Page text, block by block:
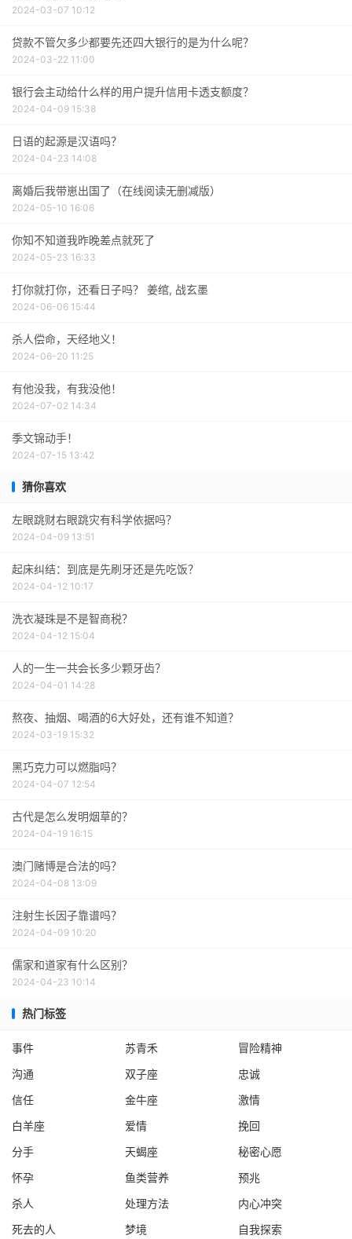
2024-03-07 10:12
贷款不管欠多少都要先还四大银行的是为什么呢？
2024-03-22 11:00
银行会主动给什么样的用户提升信用卡透支额度？
2024-04-09 15:38
日语的起源是汉语吗？
2024-04-23 14:08
离婚后我带崽出国了（在线阅读无删减版）
2024-05-10 16:06
你知不知道我昨晚差点就死了
2024-05-23 16:33
打你就打你，还看日子吗？ 姜绾, 战玄墨
2024-06-06 15:44
杀人偿命，天经地义！
2024-06-20 11:25
有他没我，有我没他！
2024-07-02 14:34
季文锦动手！
2024-07-15 13:42
猜你喜欢
左眼跳财右眼跳灾有科学依据吗？
2024-04-09 13:51
起床纠结：到底是先刷牙还是先吃饭？
2024-04-12 10:17
洗衣凝珠是不是智商税？
2024-04-12 15:04
人的一生一共会长多少颗牙齿？
2024-04-01 14:28
熬夜、抽烟、喝酒的6大好处，还有谁不知道？
2024-03-19 15:32
黑巧克力可以燃脂吗？
2024-04-07 12:54
古代是怎么发明烟草的？
2024-04-19 16:15
澳门赌博是合法的吗？
2024-04-08 13:09
注射生长因子靠谱吗？
2024-04-09 10:20
儒家和道家有什么区别？
2024-04-23 10:14
热门标签
事件 苏青禾
冒险精神
沟通
双子座
忠诚
信任
金牛座
激情
白羊座
爱情
挽回
分手
天蝎座
秘密心愿
怀孕
鱼类营养
预兆
杀人
处理方法
内心冲突
死去的人
梦境 自我探索